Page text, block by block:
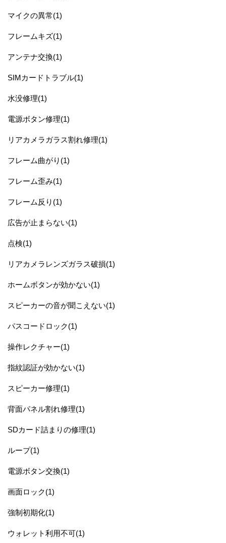
マイクの異常(1)
フレームキズ(1)
アンテナ交換(1)
SIMカードトラブル(1)
水没修理(1)
電源ボタン修理(1)
リアカメラガラス割れ修理(1)
フレーム曲がり(1)
フレーム歪み(1)
フレーム反り(1)
広告が止まらない(1)
点検(1)
リアカメラレンズガラス破損(1)
ホームボタンが効かない(1)
スピーカーの音が聞こえない(1)
パスコードロック(1)
操作レクチャー(1)
指紋認証が効かない(1)
スピーカー修理(1)
背面パネル割れ修理(1)
SDカード詰まりの修理(1)
ループ(1)
電源ボタン交換(1)
画面ロック(1)
強制初期化(1)
ウォレット利用不可(1)